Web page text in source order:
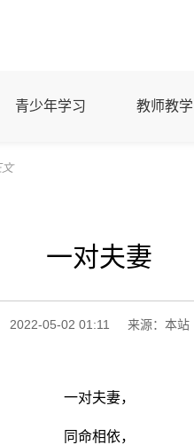
青少年学习 教师教学
文
一对夫妻
2022-05-02 01:11 来源：本站
一对夫妻，
同命相依，